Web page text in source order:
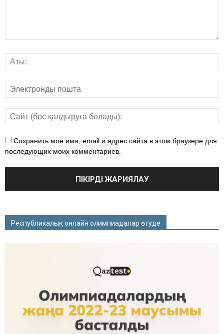
Сохранить моё имя, email и адрес сайта в этом браузере для
последующих моих комментариев.
Республикалық онлайн олимпиадалар өтуде